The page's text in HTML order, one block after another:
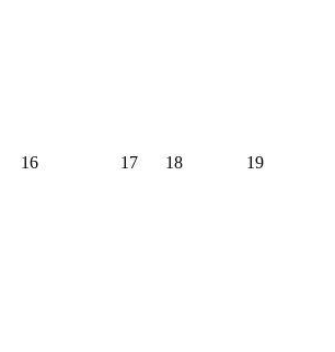
162024
172024182024
192024